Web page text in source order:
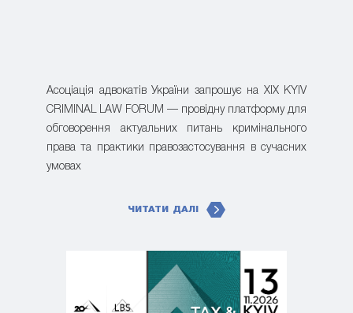
Асоціація адвокатів України запрошує на XIX KYIV
CRIMINAL LAW FORUM — провідну платформу для
обговорення актуальних питань кримінального
права та практики правозастосування в сучасних
умовах
ЧИТАТИ ДАЛІ